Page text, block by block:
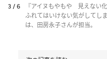
3 / 6
『アイヌもやもや 見えない
ふれてはいけない気がしてし
は、田房永子さんが担当。